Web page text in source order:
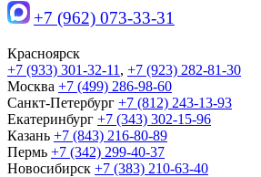
+7 (962) 073-33-31
Красноярск
+7 (933) 301-32-11 , +7 (923) 282-81-30
Москва +7 (499) 286-98-60
Санкт-Петербург +7 (812) 243-13-93
Екатеринбург +7 (343) 302-15-96
Казань +7 (843) 216-80-89
Пермь +7 (342) 299-40-37
Новосибирск +7 (383) 210-63-40